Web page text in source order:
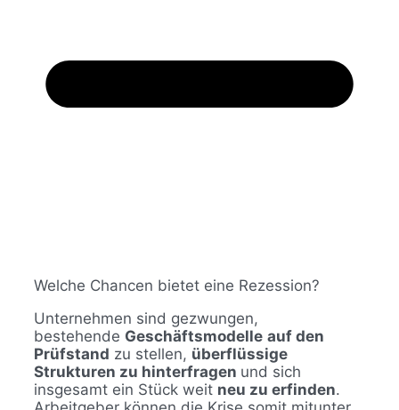
Welche Chancen bietet eine Rezession?
Unternehmen sind gezwungen,
bestehende Geschäftsmodelle auf den
Prüfstand zu stellen, überflüssige
Strukturen zu hinterfragen und sich
insgesamt ein Stück weit neu zu erfinden.